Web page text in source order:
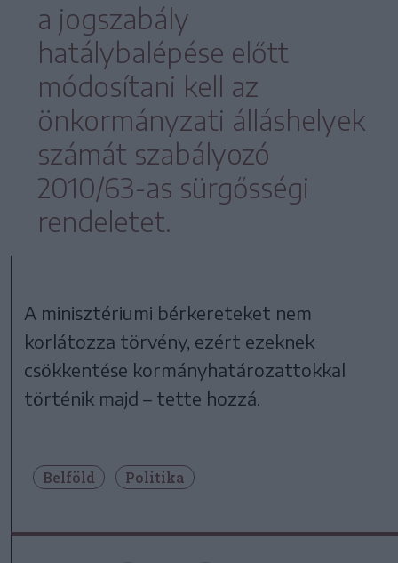
a jogszabály
hatálybalépése előtt
módosítani kell az
önkormányzati álláshelyek
számát szabályozó
2010/63-as sürgősségi
rendeletet.
A minisztériumi bérkereteket nem
korlátozza törvény, ezért ezeknek
csökkentése kormányhatározattokkal
történik majd – tette hozzá.
Belföld Politika